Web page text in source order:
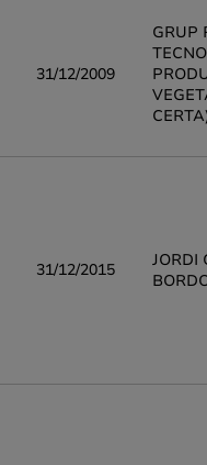
31/12/2009
GRUP
31/12/2015
JORDI